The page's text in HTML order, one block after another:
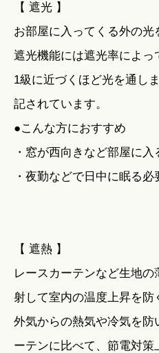
【 遮光 】
お部屋に入ってくる外の
遮光機能には遮光率によ
1級に近づくほど光を通し
記されています。
●こんな方におすすめ
・窓が西向きなど部屋に
・夜勤などで日中に眠る必
【 遮熱 】
レースカーテンなど生地
射して室内の温度上昇を防
外気からの熱気や冷気を
ーテンに比べて、節電対